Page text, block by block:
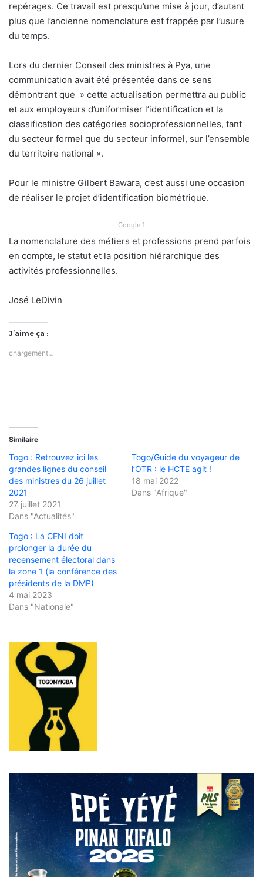
repérages. Ce travail est presqu’une mise à jour, d’autant
plus que l’ancienne nomenclature est frappée par l’usure
du temps.
Lors du dernier Conseil des ministres à Pya, une
communication avait été présentée dans ce sens
démontrant que » cette actualisation permettra au public
et aux employeurs d’uniformiser l’identification et la
classification des catégories socioprofessionnelles, tant
du secteur formel que du secteur informel, sur l’ensemble
du territoire national ».
Pour le ministre Gilbert Bawara, c’est aussi une occasion
de réaliser le projet d’identification biométrique.
Google 1
La nomenclature des métiers et professions prend parfois
en compte, le statut et la position hiérarchique des
activités professionnelles.
José LeDivin
J’aime ça :
chargement…
Similaire
Togo : Retrouvez ici les
grandes lignes du conseil
des ministres du 26 juillet
2021
27 juillet 2021
Dans "Actualités"
Togo/Guide du voyageur de
l’OTR : le HCTE agit !
18 mai 2022
Dans "Afrique"
Togo : La CENI doit
prolonger la durée du
recensement électoral dans
la zone 1 (la conférence des
présidents de la DMP)
4 mai 2023
Dans "Nationale"